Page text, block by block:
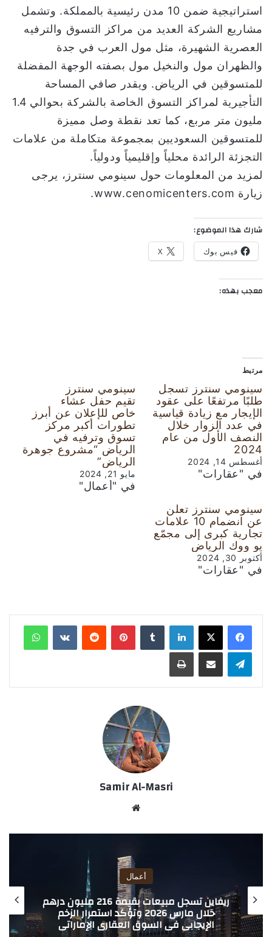
استراتيجية ضمن 10 مدن رئيسية بالمملكة. وتشمل
مشاريع الشركة العديد من مراكز التسوق والترفيه
العصرية الشهيرة، مثل مول العرب في جدة
والظهران مول والنخيل مول بصفته الوجهة المفضلة
للمتسوقين في الرياض. ويقدر صافي المساحة
التأجيرية لمراكز التسوق الخاصة بالشركة بحوالي 1.4
مليون متر مربع، كما تعد نقطة وصل مميزة
للمتسوقين السعوديين بمجموعة متكاملة من علامات
التجزئة الرائدة محلياً وإقليمياً ودولياً.
لمزيد من المعلومات حول سينومي سنترز، يرجى
زيارة www.cenomicenters.com.
شارك هذا الموضوع:
فيس بوك X
معجب بهذه:
مرتبط
سينومي سنترز تسجل
طلبًا مرتفعًا على عقود
الإيجار مع زيادة قياسية
في عدد الزوار خلال
النصف الأول من عام
2024
أغسطس 14, 2024
في "عقارات"
سينومي سنترز
تقيم حفل عشاء
خاص للإعلان عن أبرز
تطورات أكبر مركز
تسوق وترفيه في
الرياض “مشروع جوهرة
الرياض”
مايو 21, 2024
في "أعمال"
سينومي سنترز تعلن
عن انضمام 10 علامات
تجارية كبرى إلى مجمّع
يو ووك الرياض
أكتوبر 30, 2024
في "عقارات"
لينكدإن بينتيريست
Samir Al-Masri
الوي
ريفاين تسجل مبيعات بقيمة 216 مليون درهم
خلال مارس 2026 وتؤكد استمرار الزخم
في السوق العقاري الإماراتي
إتش
لأعمالها